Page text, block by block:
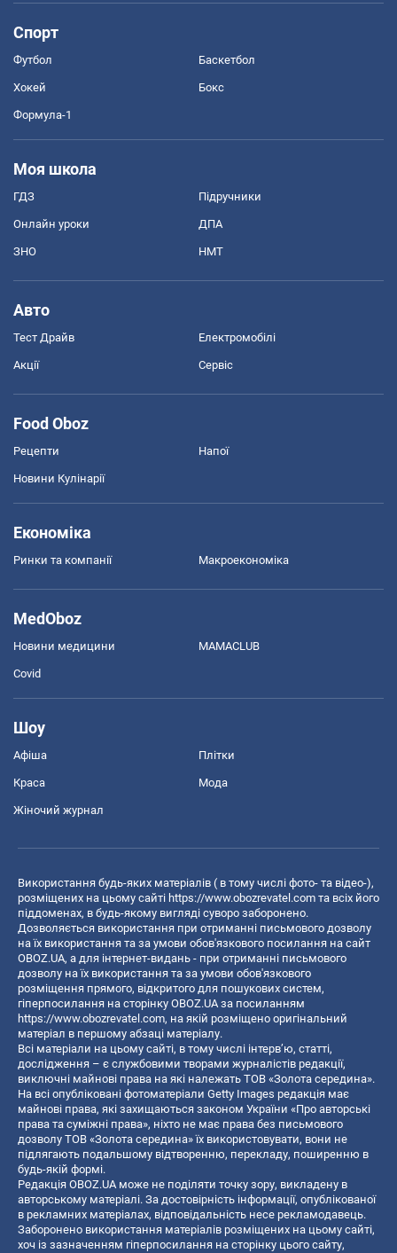
Спорт
Футбол Баскетбол
Хокей Бокс
Формула-1
Моя школа
ГДЗ Підручники
Онлайн уроки ДПА
ЗНО НМТ
Авто
Тест Драйв Електромобілі
Акції Сервіс
Food Oboz
Рецепти Напої
Новини Кулінарії
Економіка
Ринки та компанії Макроекономіка
MedOboz
Новини медицини MAMACLUB
Covid
Шоу
Афіша Плітки
Краса Мода
Жіночий журнал
Використання будь-яких матеріалів ( в тому числі фото- та відео-),
розміщених на цьому сайті https://www.obozrevatel.com та всіх його
піддоменах, в будь-якому вигляді суворо заборонено.
Дозволяється використання при отриманні письмового дозволу
на їх використання та за умови обов'язкового посилання на сайт
OBOZ.UA, а для інтернет-видань - при отриманні письмового
дозволу на їх використання та за умови обов'язкового
розміщення прямого, відкритого для пошукових систем,
гіперпосилання на сторінку OBOZ.UA за посиланням
https://www.obozrevatel.com, на якій розміщено оригінальний
матеріал в першому абзаці матеріалу.
Всі матеріали на цьому сайті, в тому числі інтерв’ю, статті,
дослідження – є службовими творами журналістів редакції,
виключні майнові права на які належать ТОВ «Золота середина».
На всі опубліковані фотоматеріали Getty Images редакція має
майнові права, які захищаються законом України «Про авторські
права та суміжні права», ніхто не має права без письмового
дозволу ТОВ «Золота середина» їх використовувати, вони не
підлягають подальшому відтворенню, перекладу, поширенню в
будь-якій формі.
Редакція OBOZ.UA може не поділяти точку зору, викладену в
авторському матеріалі. За достовірність інформації, опублікованої
в рекламних матеріалах, відповідальність несе рекламодавець.
Заборонено використання матеріалів розміщених на цьому сайті,
хоч із зазначенням гіперпосилання на сторінку цього сайту,